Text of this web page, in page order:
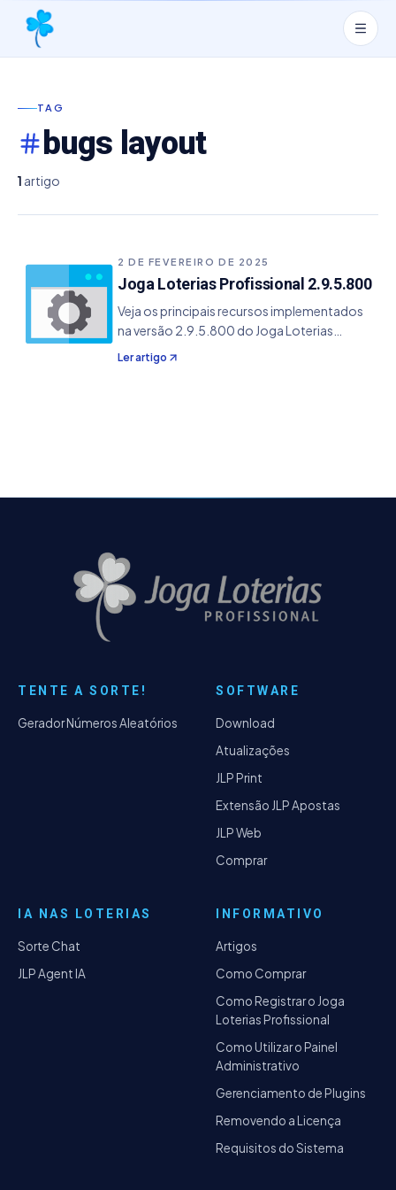
TAG
bugs layout
1 artigo
2 DE FEVEREIRO DE 2025
Joga Loterias Profissional 2.9.5.800
Veja os principais recursos implementados
na versão 2.9.5.800 do Joga Loterias
Profissional. - Adicionado o aplicativo JLP
Print, que tem como objetivo proporcionar
Ler artigo
TENTE A SORTE!
Gerador Números Aleatórios
SOFTWARE
Download
Atualizações
JLP Print
Extensão JLP Apostas
JLP Web
Comprar
IA NAS LOTERIAS
Sorte Chat
JLP Agent IA
INFORMATIVO
Artigos
Como Comprar
Como Registrar o Joga
Loterias Profissional
Como Utilizar o Painel
Administrativo
Gerenciamento de Plugins
Removendo a Licença
Requisitos do Sistema